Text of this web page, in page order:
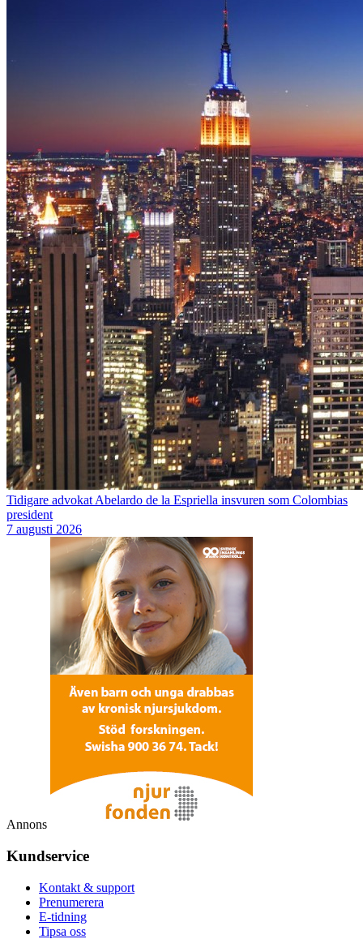
Tidigare advokat Abelardo de la Espriella insvuren som Colombias
president
7 augusti 2026
Annons
Kundservice
Kontakt & support
Prenumerera
E-tidning
Tipsa oss